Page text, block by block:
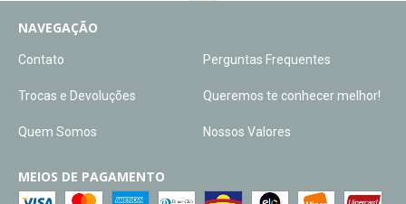
NAVEGAÇÃO
Contato Perguntas Frequentes
Trocas e Devoluções Queremos te conhecer melhor!
Quem Somos Nossos Valores
MEIOS DE PAGAMENTO